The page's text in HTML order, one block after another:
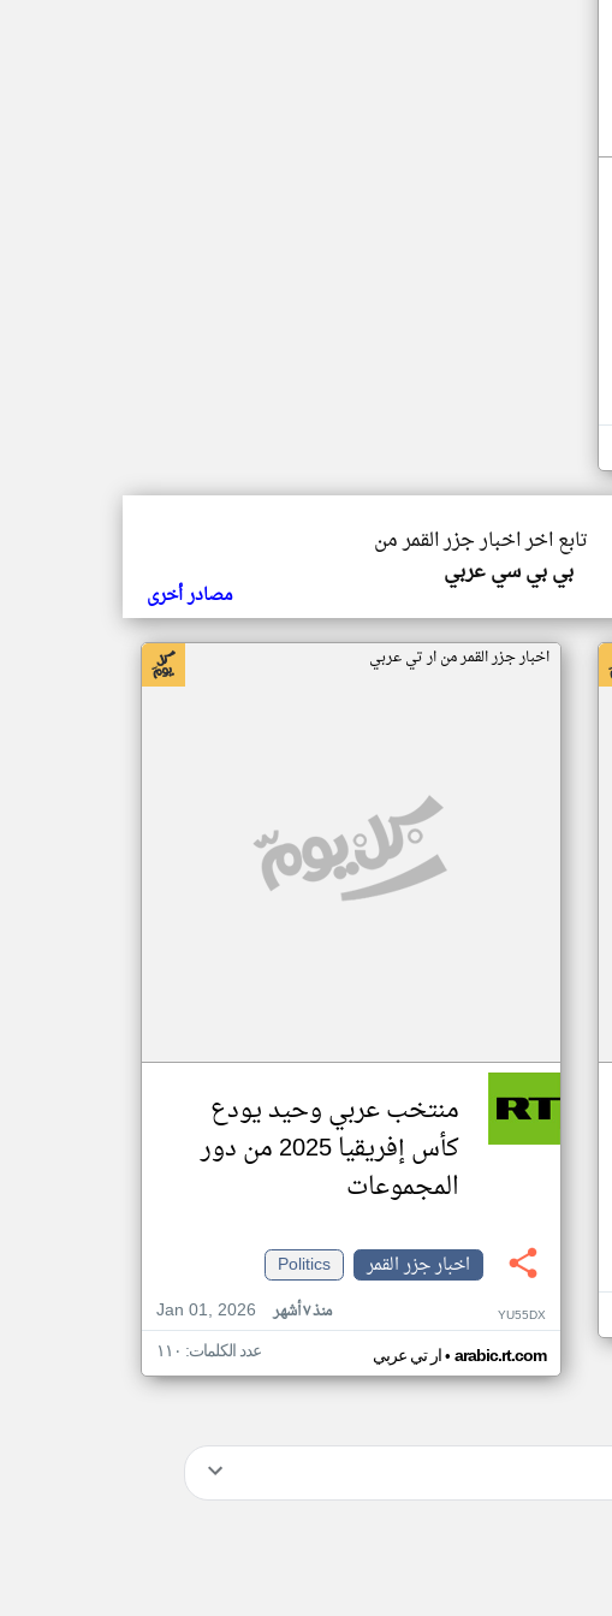
تابع اخر اخبار جزر القمر من
بي بي سي عربي
مصادر أخرى
اخبار جزر القمر من ار تي عربي
منتخب عربي وحيد يودع
كأس إفريقيا 2025 من دور
المجموعات
اخبار جزر القمر
Politics
Jan 01, 2026
منذ ٧ أشهر YU55DX
ار تي عربي• arabic.rt.com عدد الكلمات: ١١٠